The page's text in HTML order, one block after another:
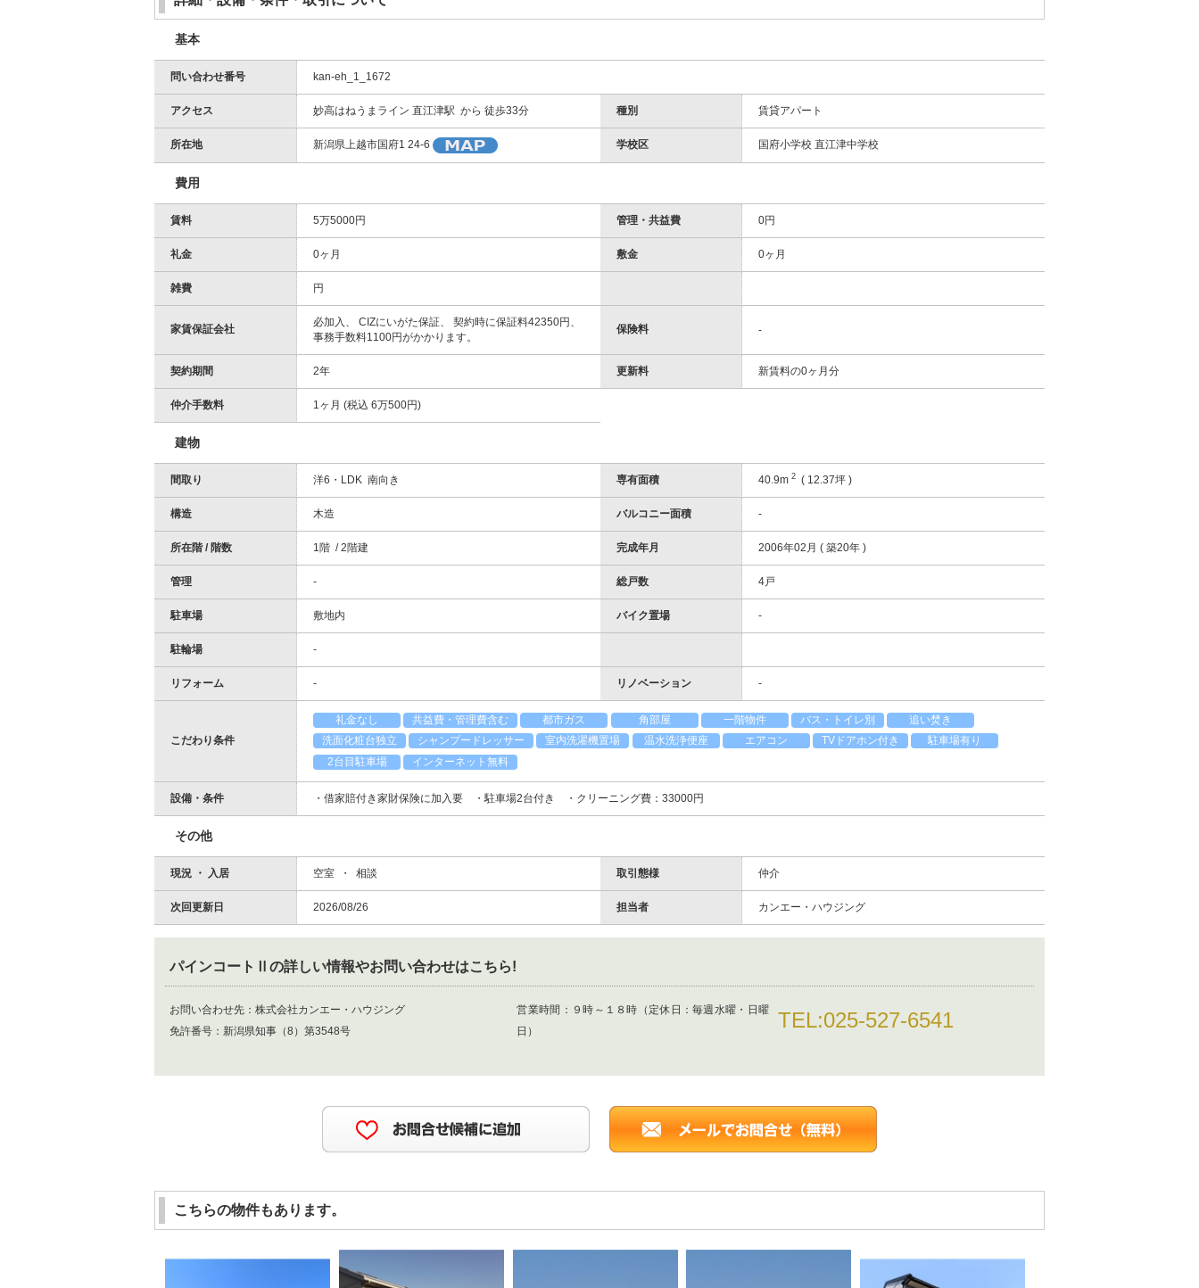
基本
問い合わせ番号 kan-eh_1_1672
アクセス 妙高はねうまライン 直江津駅 から 徒歩33分 種別 賃貸アパート
所在地 新潟県上越市国府1 24-6 学校区 国府小学校 直江津中学校
費用
賃料 5万5000円 管理・共益費 0円
礼金 0ヶ月 敷金 0ヶ月
雑費 円
家賃保証会社
必加入、 CIZにいがた保証、 契約時に保証料42350円、
事務手数料1100円がかかります。
保険料 -
契約期間 2年 更新料 新賃料の0ヶ月分
仲介手数料 1ヶ月 (税込 6万500円)
建物
間取り 洋6・LDK 南向き 専有面積 40.9m 2 ( 12.37坪 )
構造 木造 バルコニー面積 -
所在階 / 階数 1階 / 2階建 完成年月 2006年02月 ( 築20年 )
管理 - 総戸数 4戸
駐車場 敷地内 バイク置場 -
駐輪場 -
リフォーム - リノベーション -
こだわり条件
礼金なし 共益費・管理費含む 都市ガス 角部屋 一階物件 バス・トイレ別
追い焚き
洗面化粧台独立
シャンプードレッサー 室内洗濯機置場 温水洗浄便座 エアコン TVドアホン付き
駐車場有り
2台目駐車場
インターネット無料
設備・条件 ・借家賠付き家財保険に加入要 ・駐車場2台付き ・クリーニング費：33000円
その他
現況 ・ 入居 空室 ・ 相談 取引態様 仲介
次回更新日 2026/08/26 担当者 カンエー・ハウジング
パインコートⅡ の詳しい情報やお問い合わせはこちら!
お問い合わせ先： 株式会社カンエー・ハウジング
免許番号： 新潟県知事（8）第3548号
営業時間： ９時～１８時（定休日：毎週水曜・日曜
日）
TEL:025-527-6541
こちらの物件もあります。